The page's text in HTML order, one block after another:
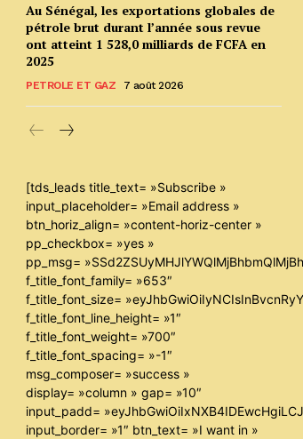
Au Sénégal, les exportations globales de
pétrole brut durant l’année sous revue
ont atteint 1 528,0 milliards de FCFA en
2025
PETROLE ET GAZ 7 août 2026
[tds_leads title_text= »Subscribe »
input_placeholder= »Email address »
btn_horiz_align= »content-horiz-center »
pp_checkbox= »yes »
pp_msg=
f_title_font_family= »653″
f_title_font_size=
f_title_font_line_height= »1″
f_title_font_weight= »700″
f_title_font_spacing= »-1″
msg_composer= »success »
display= »column » gap= »10″
input_padd=
input_border= »1″ btn_text= »I want in »